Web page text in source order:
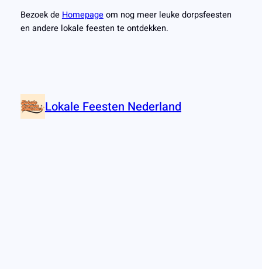
Bezoek de Homepageom nog meer leuke dorpsfeesten
en andere lokale feesten te ontdekken.
Lokale Feesten Nederland